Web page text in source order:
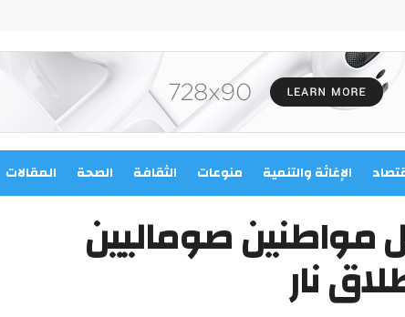
الإغاثة والتنمية منوعات الثقافة الصحة المقالات
مواطنين صوماليين
نار